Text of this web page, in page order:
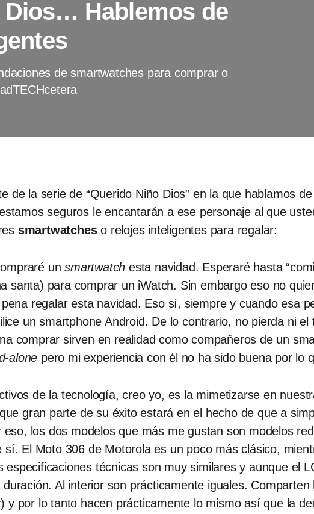
Dios… Hablemos de
de smartwatches para comprar o
de la serie de “Querido Niño Dios” en la que hablamos
seguros le encantarán a ese personaje al que
smartwatcheso relojes inteligentes para regalar:
unsmartwatch esta navidad. Esperaré hasta
santa) para comprar un iWatch. Sin embargo eso no
regalar esta navidad. Eso sí, siempre y cuando esa
un smartphone Android. De lo contrario, no pierda ni
comprar sirven en realidad como compañeros de un
alone pero mi experiencia con él no ha sido buena por lo
de la tecnología, creo yo, es la mimetizarse en
gran parte de su éxito estará en el hecho de que a
los dos modelos que más me gustan son modelos
sí. El Moto 306 de Motorola es un poco más clásico,
especificaciones técnicas son muy similares y aunque el
Al interior son prácticamente iguales.
y por lo tanto hacen prácticamente lo mismo así que la